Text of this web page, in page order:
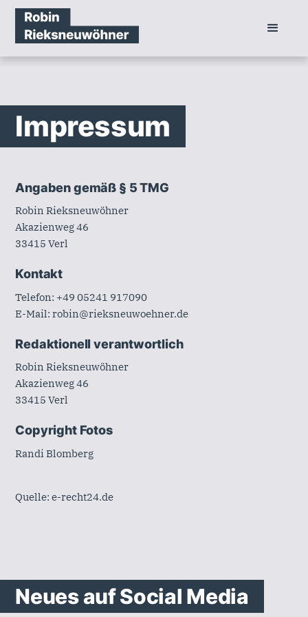
Impressum
Angaben gemäß § 5 TMG
Robin Rieksneuwöhner
Akazienweg 46
33415 Verl
Kontakt
Telefon: +49 05241 917090
E-Mail: robin@rieksneuwoehner.de
Redaktionell verantwortlich
Robin Rieksneuwöhner
Akazienweg 46
33415 Verl
Copyright Fotos
Randi Blomberg
Quelle:e-recht24.de
Neues auf Social Media